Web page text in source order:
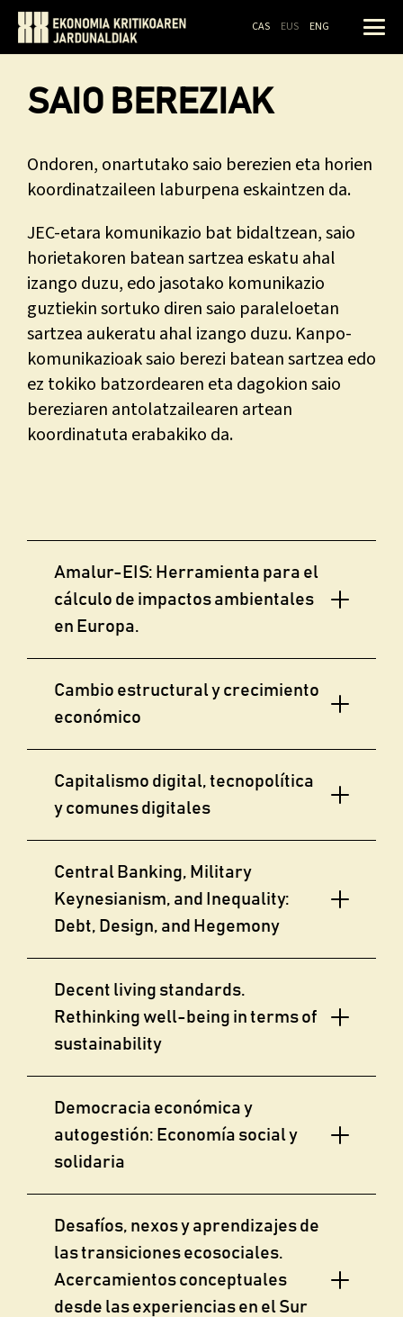
CAS EUS ENG
SAIO BEREZIAK
Ondoren, onartutako saio berezien eta horien
koordinatzaileen laburpena eskaintzen da.
JEC-etara komunikazio bat bidaltzean, saio
horietakoren batean sartzea eskatu ahal
izango duzu, edo jasotako komunikazio
guztiekin sortuko diren saio paraleloetan
sartzea aukeratu ahal izango duzu. Kanpo-
komunikazioak saio berezi batean sartzea edo
ez tokiko batzordearen eta dagokion saio
bereziaren antolatzailearen artean
koordinatuta erabakiko da.
Amalur-EIS: Herramienta para el
cálculo de impactos ambientales
en Europa.
Cambio estructural y crecimiento
económico
Capitalismo digital, tecnopolítica
y comunes digitales
Central Banking, Military
Keynesianism, and Inequality:
Debt, Design, and Hegemony
Decent living standards.
Rethinking well-being in terms of
sustainability
Democracia económica y
autogestión: Economía social y
solidaria
Desafíos, nexos y aprendizajes de
las transiciones ecosociales.
Acercamientos conceptuales
desde las experiencias en el Sur